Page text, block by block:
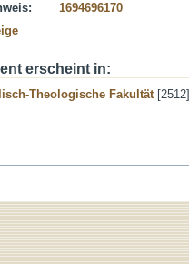
1694696170
erscheint in:
Theologische Fakultät[2512]